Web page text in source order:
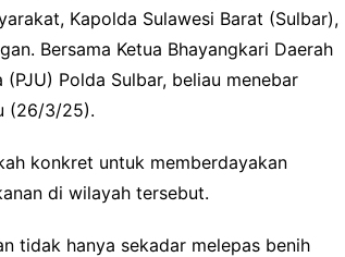
Kapolda Sulawesi Barat (Sulbar),
Bersama Ketua Bhayangkari Daerah
Polda Sulbar, beliau menebar
(26/3/25).
konkret untuk memberdayakan
di wilayah tersebut.
tidak hanya sekadar melepas benih